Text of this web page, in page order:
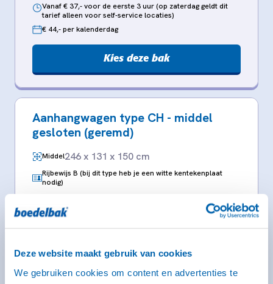
Deze website maakt gebruik van cookies
We gebruiken cookies om content en advertenties te
Vanaf € 37,- voor de eerste 3 uur (op zaterdag geldt dit
tarief alleen voor self-service locaties)
€ 44,- per kalenderdag
Kies deze bak
Aanhangwagen type CH - middel
gesloten (geremd)
Middel246 x 131 x 150 cm
Rijbewijs B (bij dit type heb je een witte kentekenplaat
nodig)